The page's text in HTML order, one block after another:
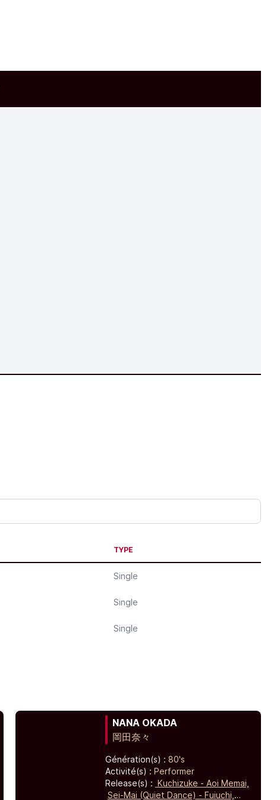
TYPE
Single
Single
Single
NANA OKADA
岡田奈々
Génération(s) : 80's
Activité(s) : Performer
Release(s) : Kuchizuke - Aoi Memai,
Sei-Mai (Quiet Dance) - Fuiuchi,